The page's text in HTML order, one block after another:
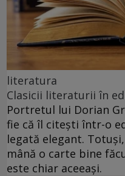
literatura
Clasicii literaturii în
Portretul lui Dorian
fie că îl citești într-o
legată elegant.
mână o carte bine
este chiar aceeași.